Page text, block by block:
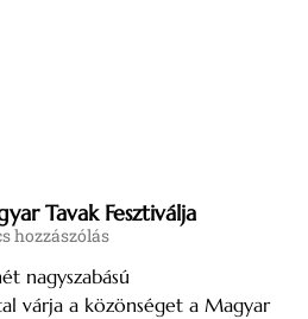
Tavak Fesztiválja
hozzászólás
nagyszabású
várja a közönséget a Magyar